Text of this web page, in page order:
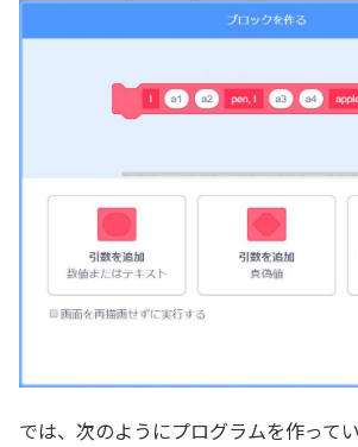
では、次のようにプログラムを作って